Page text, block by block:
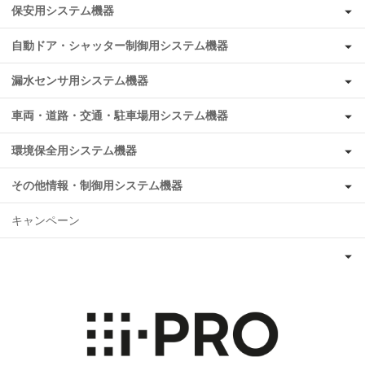
保安用システム機器
自動ドア・シャッター制御用システム機器
漏水センサ用システム機器
車両・道路・交通・駐車場用システム機器
環境保全用システム機器
その他情報・制御用システム機器
キャンペーン